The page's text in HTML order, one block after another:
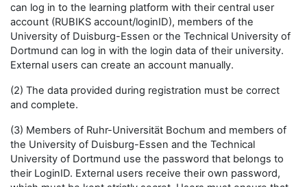
can log in to the learning platform with their central user
account (RUBIKS account/loginID), members of the
University of Duisburg-Essen or the Technical University of
Dortmund can log in with the login data of their university.
External users can create an account manually.
(2) The data provided during registration must be correct
and complete.
(3) Members of Ruhr-Universität Bochum and members of
the University of Duisburg-Essen and the Technical
University of Dortmund use the password that belongs to
their LoginID. External users receive their own password,